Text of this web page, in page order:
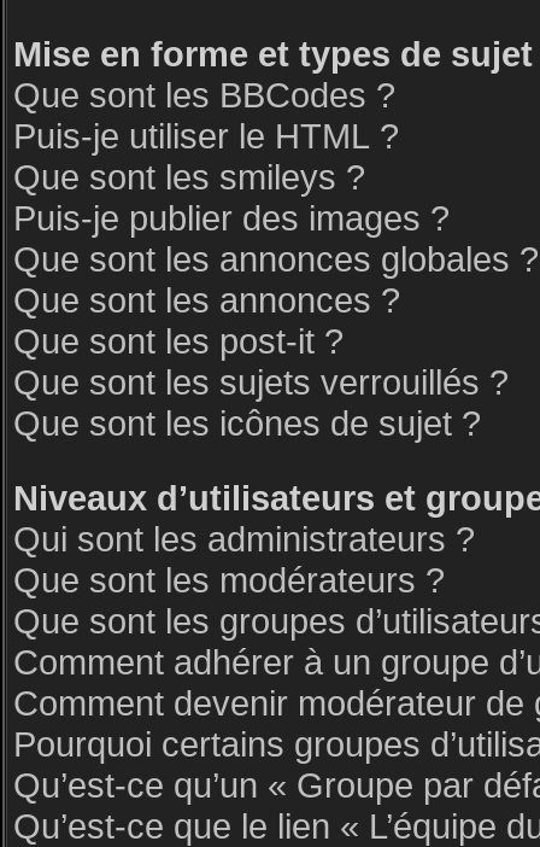
Mise en forme et types de sujet
Que sont les BBCodes ?
Puis-je utiliser le HTML ?
Que sont les smileys ?
Puis-je publier des images ?
Que sont les annonces globales ?
Que sont les annonces ?
Que sont les post-it ?
Que sont les sujets verrouillés ?
Que sont les icônes de sujet ?
Niveaux d’utilisateurs et
Qui sont les administrateurs ?
Que sont les modérateurs ?
Que sont les groupes
Comment adhérer à un groupe
Comment devenir modérateur de
Pourquoi certains groupes
Qu’est-ce qu’un « Groupe par
Qu’est-ce que le lien « L’équipe